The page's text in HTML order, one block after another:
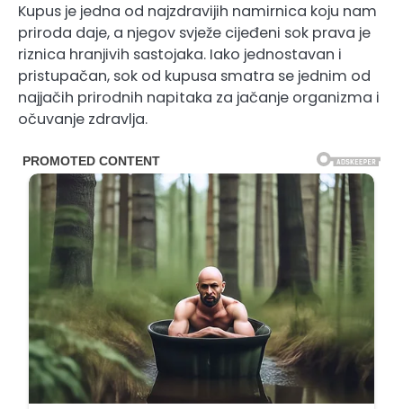
Kupus je jedna od najzdravijih namirnica koju nam
priroda daje, a njegov svježe cijeđeni sok prava je
riznica hranjivih sastojaka. Iako jednostavan i
pristupačan, sok od kupusa smatra se jednim od
najjačih prirodnih napitaka za jačanje organizma i
očuvanje zdravlja.